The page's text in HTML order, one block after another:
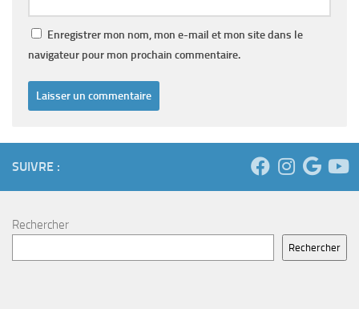
Enregistrer mon nom, mon e-mail et mon site dans le
navigateur pour mon prochain commentaire.
SUIVRE :
Rechercher
Rechercher